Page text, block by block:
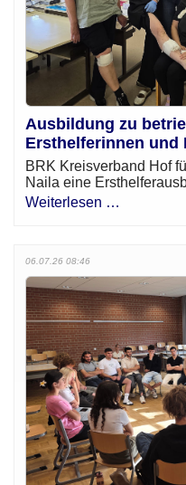
Ausbildung zu
Ersthelferinnen und
BRK Kreisverband Hof
Naila eine
Weiterlesen …
06.07.26 08:46